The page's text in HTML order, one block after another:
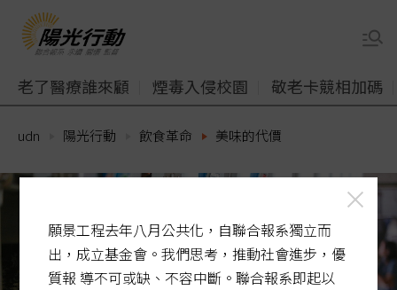
老了醫療誰來顧 煙毒入侵校園 敬老卡競相加碼
udn 陽光行動 飲食革命 美味的代價
願景工程去年八月公共化，自聯合報系獨立而
出，成立基金會。我們思考，推動社會進步，優
質報 導不可或缺、不容中斷。聯合報系即起以